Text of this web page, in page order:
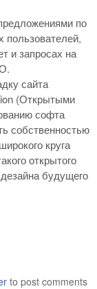
по
пользователей,
и запросах на
сайта
(Открытыми
софта
собственностью
круга
открытого
будущего
to post comments